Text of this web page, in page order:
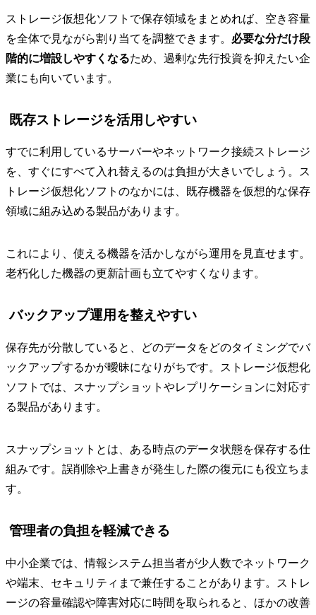
ストレージ仮想化ソフトで保存領域をまとめれば、空き容量
を全体で見ながら割り当てを調整できます。 必要な分だけ段
階的に増設しやすくなるため、過剰な先行投資を抑えたい企
業にも向いています。
既存ストレージを活用しやすい
すでに利用しているサーバーやネットワーク接続ストレージ
を、すぐにすべて入れ替えるのは負担が大きいでしょう。ス
トレージ仮想化ソフトのなかには、既存機器を仮想的な保存
領域に組み込める製品があります。
これにより、使える機器を活かしながら運用を見直せます。
老朽化した機器の更新計画も立てやすくなります。
バックアップ運用を整えやすい
保存先が分散していると、どのデータをどのタイミングでバ
ックアップするかが曖昧になりがちです。ストレージ仮想化
ソフトでは、スナップショットやレプリケーションに対応す
る製品があります。
スナップショットとは、ある時点のデータ状態を保存する仕
組みです。誤削除や上書きが発生した際の復元にも役立ちま
す。
管理者の負担を軽減できる
中小企業では、情報システム担当者が少人数でネットワーク
や端末、セキュリティまで兼任することがあります。ストレ
ージの容量確認や障害対応に時間を取られると、ほかの改善